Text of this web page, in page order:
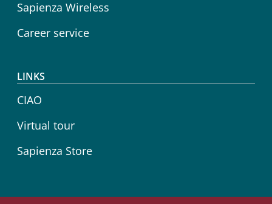
Sapienza Wireless
Career service
LINKS
CIAO
Virtual tour
Sapienza Store